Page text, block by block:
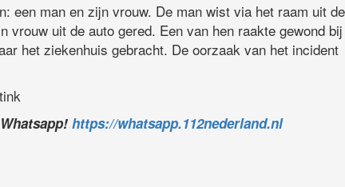
een man en zijn vrouw. De man wist via het raam uit de
vrouw uit de auto gered. Een van hen raakte gewond
het ziekenhuis gebracht. De oorzaak van het incident
https://whatsapp.112nederland.nl